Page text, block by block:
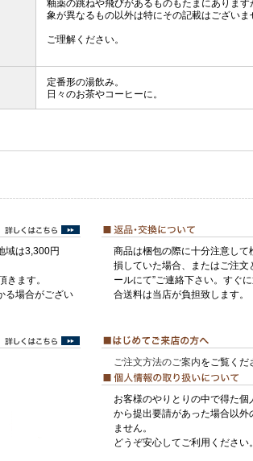
釉薬の跳ねや飛びがあるものもたまにありま
象が異なるもの以外は特にその記載はございま
ご理解ください。
定番形の湯飲み。
日々のお茶やコーヒーに。
域は3,300円
ます。
る場合がござい
商品は梱包の際に十分注意し
損していた場合、またはご注文
ールにて”ご連絡下さい。すぐ
合送料は当店が負担致します。
ご注文方法のご案内をご覧くだ
お客様のやりとりの中で得た
から提出要請があった場合以
ません。
どうぞ安心してご利用ください。